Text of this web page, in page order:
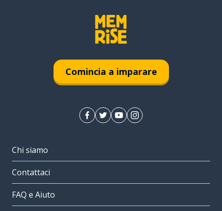
Comincia a imparare
Chi siamo
Contattaci
FAQ e Aiuto